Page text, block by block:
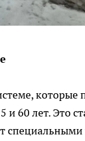
которые
60 лет. Это